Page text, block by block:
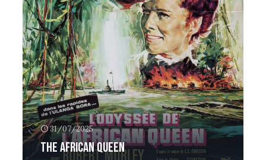
31/07/2025
The African Queen